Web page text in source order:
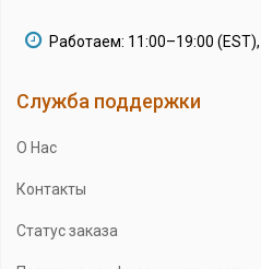
Работаем: 11:00–19:00
Служба поддержки
О Нас
Контакты
Статус заказа